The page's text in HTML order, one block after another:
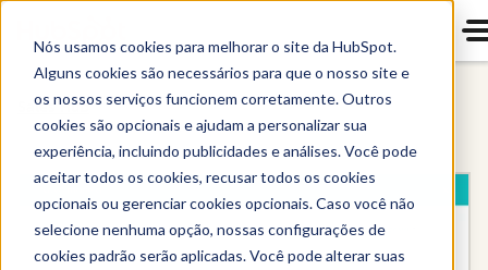
Nós usamos cookies para melhorar o site da HubSpot.
Alguns cookies são necessários para que o nosso site e
os nossos serviços funcionem corretamente. Outros
cookies são opcionais e ajudam a personalizar sua
experiência, incluindo publicidades e análises. Você pode
aceitar todos os cookies, recusar todos os cookies
opcionais ou gerenciar cookies opcionais. Caso você não
selecione nenhuma opção, nossas configurações de
cookies padrão serão aplicadas. Você pode alterar suas
Sales Hub